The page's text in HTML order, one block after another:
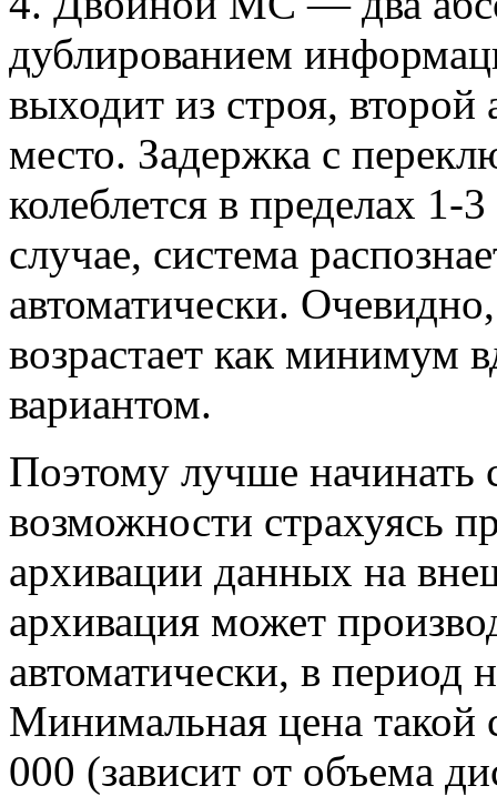
дублированием
выходит из строя, второй
место. Задержка с
колеблется в пределах
случае, система
автоматически.
возрастает как минимум
вариантом.
Поэтому лучше начинать
возможности страхуясь
архивации данных на
архивация может
автоматически, в период
Минимальная цена такой
000 (зависит от объема